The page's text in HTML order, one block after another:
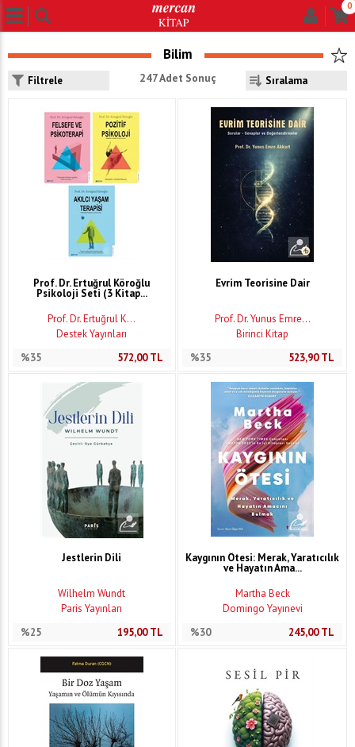
0
Bilim
Filtrele 247 Adet Sonuç
Prof. Dr. Ertuğrul Köroğlu
Psikoloji Seti (3 Kitap...
Prof. Dr. Ertuğrul K...
Destek Yayınları
%35
572,00TL
Evrim Teorisine Dair
Prof. Dr. Yunus Emre...
Birinci Kitap
%35
523,90TL
Jestlerin Dili
Wilhelm Wundt
Paris Yayınları
%25
195,00TL
Kaygının Ötesi: Merak, Yaratıcılık
ve Hayatın Ama...
Martha Beck
Domingo Yayınevi
%30
245,00TL